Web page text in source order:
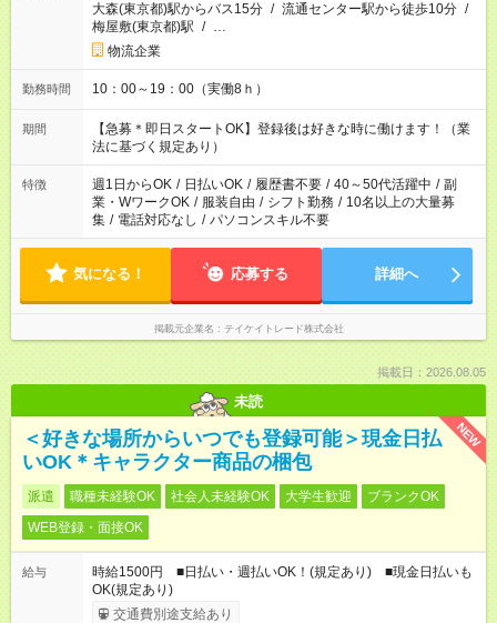
大森(東京都)駅からバス15分 / 流通センター駅から徒歩10分 /
梅屋敷(東京都)駅 / …
物流企業
勤務時間 10：00～19：00（実働8ｈ）
期間
【急募＊即日スタートOK】登録後は好きな時に働けます！（業
法に基づく規定あり）
特徴 週1日からOK / 日払いOK / 履歴書不要 / 40～50代活躍中 / 副
業・WワークOK / 服装自由 / シフト勤務 / 10名以上の大量募
集 / 電話対応なし / パソコンスキル不要
気になる！ 応募する 詳細へ
掲載元企業名 テイケイトレード株式会社
掲載日：2026.08.05
未読
NEW
＜好きな場所からいつでも登録可能＞現金日払
いOK＊キャラクター商品の梱包
派遣 職種未経験OK 社会人未経験OK 大学生歓迎
ブランクOK
WEB登録・面接OK
給与
時給1500円 ■日払い・週払いOK！(規定あり) ■現金日払いも
OK(規定あり)
交通費別途支給あり